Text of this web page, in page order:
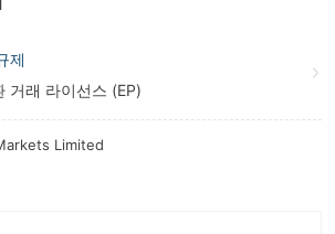
제
거래 라이선스 (EP)
Limited